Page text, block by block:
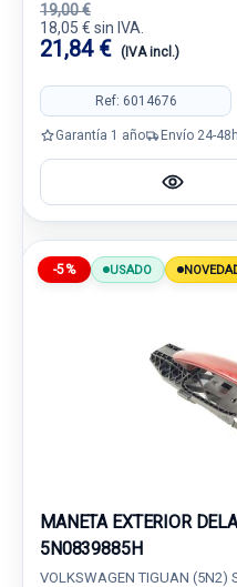
19,00 €
18,05 € sin IVA.
21,84 € (IVA incl.)
Ref: 6014676
Garantía 1 año Envío 24-48h
-5% USADO
MANETA EXTERIOR
5N0839885H
VOLKSWAGEN TIGUAN (5N2)